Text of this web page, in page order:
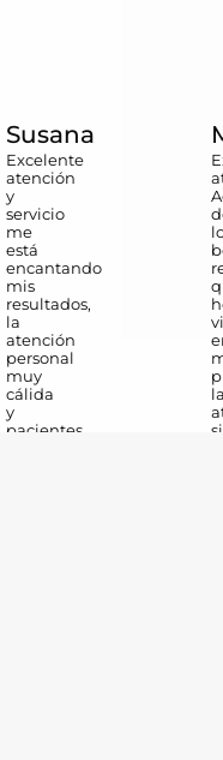
Susana
Excelente
atención
y
servicio
me
está
encantando
mis
resultados,
la
atención
personal
muy
cálida
y
pacientes,